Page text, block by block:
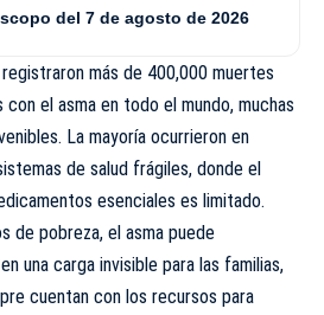
del 7 de agosto de 2026
más de 400,000 muertes
con el asma en todo el mundo, muchas
La mayoría ocurrieron en
de salud frágiles, donde el
esenciales es limitado.
de pobreza, el asma puede
una carga invisible para las familias,
cuentan con los recursos para